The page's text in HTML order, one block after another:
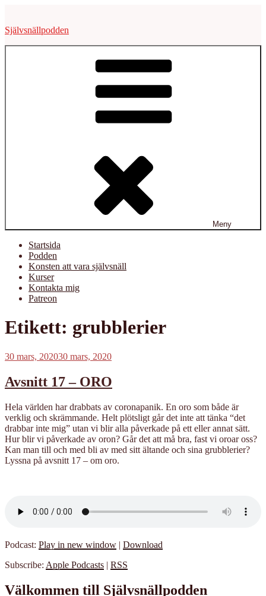
innehåll
Självsnällpodden
Meny
Startsida
Podden
Konsten att vara självsnäll
Kurser
Kontakta mig
Patreon
Etikett: grubblerier
Publicerat
30 mars, 202030 mars, 2020
Avsnitt 17 – ORO
Hela världen har drabbats av coronapanik. En oro som både är
verklig och skrämmande. Helt plötsligt går det inte att tänka “det
drabbar inte mig” utan vi blir alla påverkade på ett eller annat sätt.
Hur blir vi påverkade av oron? Går det att må bra, fast vi oroar oss?
Kan man till och med bli av med sitt ältande och sina grubblerier?
Lyssna på avsnitt 17 – om oro.
Podcast: Play in new window | Download
Subscribe: Apple Podcasts | RSS
Välkommen till Självsnällpodden